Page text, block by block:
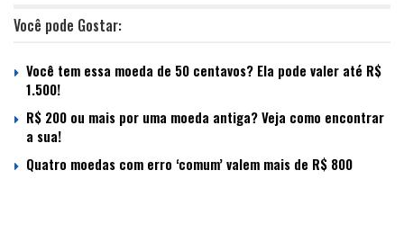
Você pode Gostar:
Você tem essa moeda de 50 centavos? Ela pode valer até R$
1.500!
R$ 200 ou mais por uma moeda antiga? Veja como encontrar
a sua!
Quatro moedas com erro ‘comum’ valem mais de R$ 800